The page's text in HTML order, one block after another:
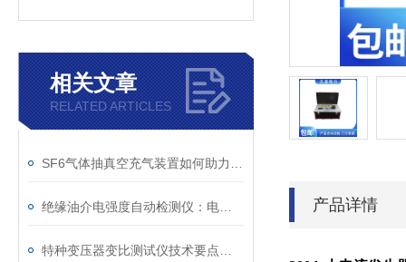
相关文章
RELATED ARTICLES
产品详情